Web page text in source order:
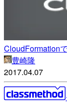
CloudFormation
豊崎隆
2017.04.07